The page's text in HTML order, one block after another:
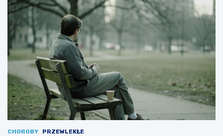
CHOROBY PRZEWLEKŁE